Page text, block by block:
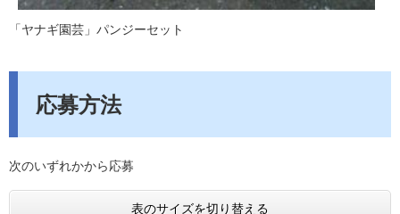
「ヤナギ園芸」パンジーセット
応募方法
次のいずれかから応募
表のサイズを切り替える